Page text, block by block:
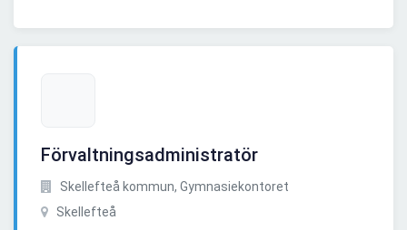
Förvaltningsadministratör
Skellefteå kommun, Gymnasiekontoret
Skellefteå